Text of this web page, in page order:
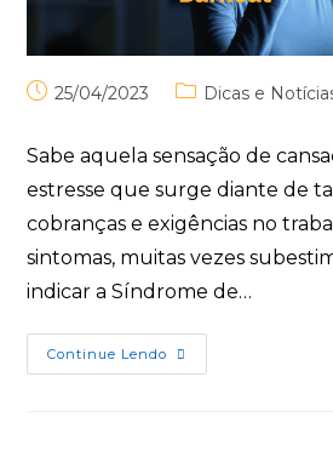
25/04/2023 Dicas e
Sabe aquela sensação de
estresse que surge diante de
cobranças e exigências no
sintomas, muitas vezes
indicar a Síndrome de…
Continue Lendo